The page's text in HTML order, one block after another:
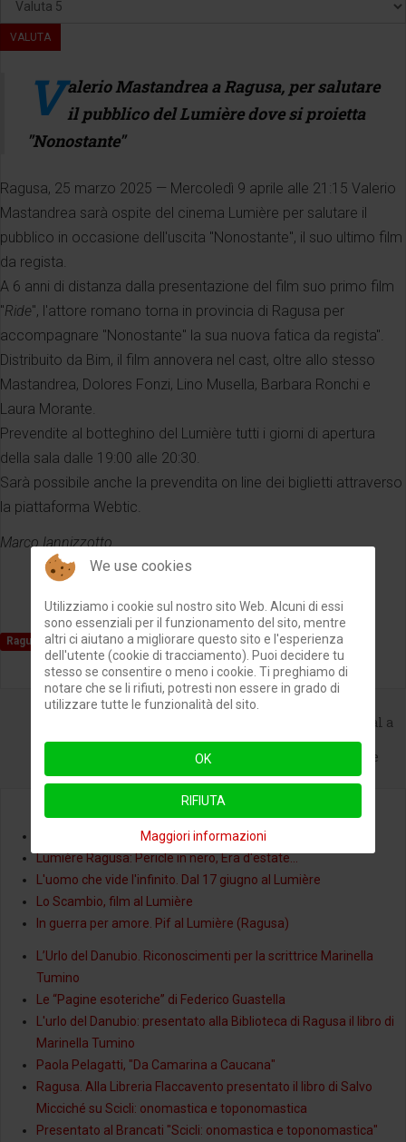
V alerio Mastandrea a Ragusa, per salutare
il pubblico del Lumière dove si proietta
"Nonostante"
Ragusa, 25 marzo 2025 — Mercoledì 9 aprile alle 21:15 Valerio
Mastandrea sarà ospite del cinema Lumière per salutare il
pubblico in occasione dell'uscita "Nonostante", il suo ultimo film
da regista.
A 6 anni di distanza dalla presentazione del film suo primo film
"Ride", l'attore romano torna in provincia di Ragusa per
accompagnare "Nonostante" la sua nuova fatica da regista".
Distribuito da Bim, il film annovera nel cast, oltre allo stesso
Mastandrea, Dolores Fonzi, Lino Musella, Barbara Ronchi e
Laura Morante.
Prevendite al botteghino del Lumière tutti i giorni di apertura
della sala dalle 19:00 alle 20:30.
Sarà possibile anche la prevendita on line dei biglietti attraverso
la piattaforma Webtic.
Marco Iannizzotto
Ragusa Cinema Lumiére Valerio Mastandrea
PREVIOUS ARTICLE
Lumière di Ragusa: un
NEXT ARTICLE
Costaiblea Film Festival a
Marina di Ragusa, con
Garrone: Carrubo d'Oro e
Masterclass
Mauro c'ha da fare, al Lumière di Ragusa
Lumière Ragusa: Pericle in nero, Era d'estate...
L'uomo che vide l'infinito. Dal 17 giugno al Lumière
Lo Scambio, film al Lumière
In guerra per amore. Pif al Lumière (Ragusa)
L’Urlo del Danubio. Riconoscimenti per la scrittrice Marinella
Tumino
Le “Pagine esoteriche” di Federico Guastella
L'urlo del Danubio: presentato alla Biblioteca di Ragusa il libro di
Marinella Tumino
Paola Pelagatti, "Da Camarina a Caucana"
Ragusa. Alla Libreria Flaccavento presentato il libro di Salvo
Micciché su Scicli: onomastica e toponomastica
Presentato al Brancati "Scicli: onomastica e toponomastica"
We use cookies
Utilizziamo i cookie sul nostro sito Web. Alcuni di essi
sono essenziali per il funzionamento del sito, mentre
altri ci aiutano a migliorare questo sito e l'esperienza
dell'utente (cookie di tracciamento). Puoi decidere tu
stesso se consentire o meno i cookie. Ti preghiamo di
notare che se li rifiuti, potresti non essere in grado di
utilizzare tutte le funzionalità del sito.
OK
RIFIUTA
Maggiori informazioni